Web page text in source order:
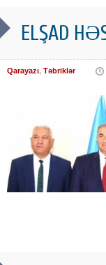
ELŞAD
Qarayazı, Təbriklər